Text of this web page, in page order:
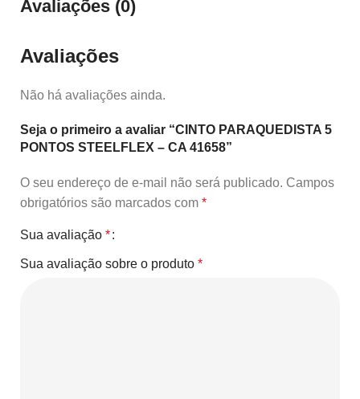
Avaliações (0)
Avaliações
Não há avaliações ainda.
Seja o primeiro a avaliar “CINTO PARAQUEDISTA 5
PONTOS STEELFLEX – CA 41658”
O seu endereço de e-mail não será publicado. Campos
obrigatórios são marcados com *
Sua avaliação *
Sua avaliação sobre o produto *